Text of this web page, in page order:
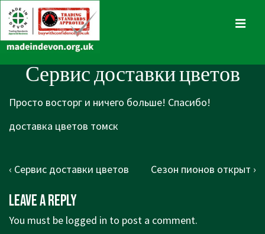
Skip
to
Content
Main
Navigation
Сервис доставки цветов
Просто восторг и ничего больше! Спасибо!
доставка цветов томск
Post
Previous
is
‹ Сервис доставки цветов
Next
Сезон пионов открыт ›
Leave a Reply
You must be logged in to post a comment.